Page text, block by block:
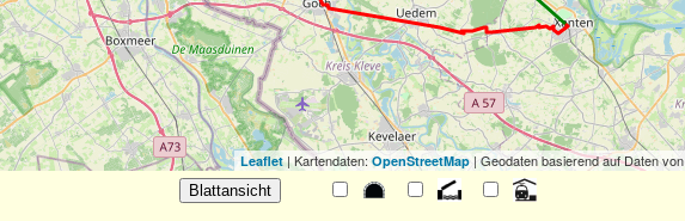
Leaflet| Kartendaten: OpenStreetMap| Geodaten basierend auf Daten von